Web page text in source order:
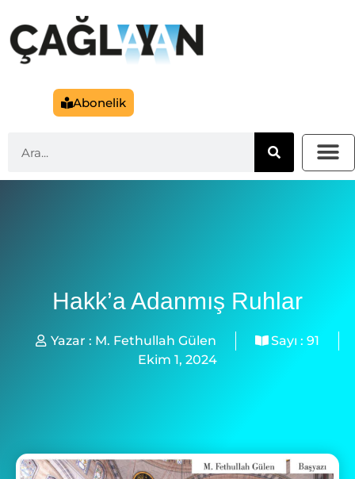
Abonelik
Hakk’a Adanmış Ruhlar
Yazar : M. Fethullah Gülen Sayı : 91
Ekim 1, 2024